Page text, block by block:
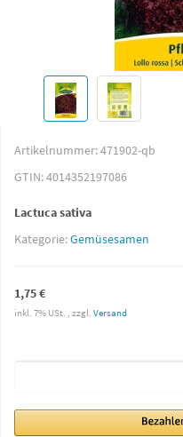
Artikelnummer:471902-qb
GTIN:4014352197086
Lactuca sativa
Kategorie:Gemüsesamen
1,75 €
inkl. 7% USt. , zzgl. Versand